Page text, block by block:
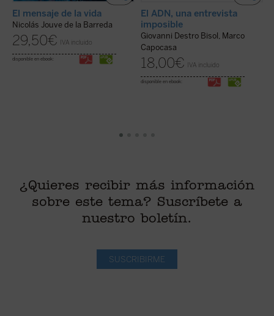
El mensaje de la vida
Nicolás Jouve de la Barreda
29,50€ IVA incluido
disponible en ebook:
El ADN, una entrevista
imposible
Giovanni Destro Bisol, Marco
Capocasa
18,00€ IVA incluido
disponible en ebook:
¿Quieres recibir más información
sobre este tema? Suscríbete a
nuestro boletín.
SUSCRIBIRME